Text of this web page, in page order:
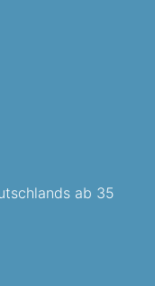
ab 35